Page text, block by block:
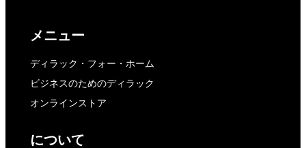
メニュー
ディラック・フォー・ホーム
ビジネスのためのディラック
オンラインストア
について